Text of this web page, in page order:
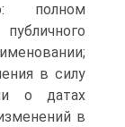
полном
в силу
о датах
в